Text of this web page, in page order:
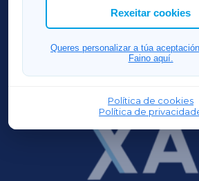
Rexeitar cookies
Queres personalizar a túa
Faino aquí.
Política de cookies
Política de
ACORUÑAXA
FERROLXA
OURENSEXA